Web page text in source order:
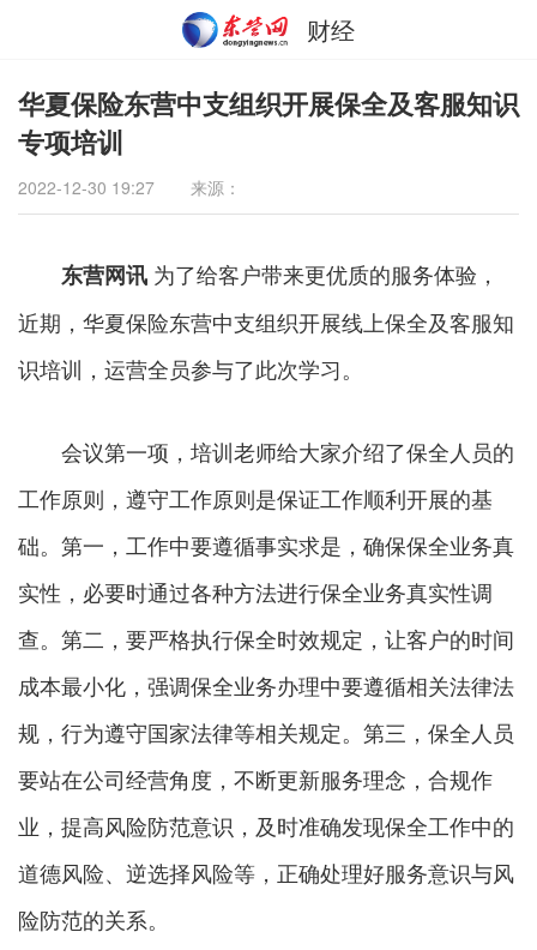
财经
华夏保险东营中支组织开展保全及客服知识
专项培训
2022-12-30 19:27 来源：
东营网讯 为了给客户带来更优质的服务体验，
近期，华夏保险东营中支组织开展线上保全及客服知
识培训，运营全员参与了此次学习。
会议第一项，培训老师给大家介绍了保全人员的
工作原则，遵守工作原则是保证工作顺利开展的基
础。第一，工作中要遵循事实求是，确保保全业务真
实性，必要时通过各种方法进行保全业务真实性调
查。第二，要严格执行保全时效规定，让客户的时间
成本最小化，强调保全业务办理中要遵循相关法律法
规，行为遵守国家法律等相关规定。第三，保全人员
要站在公司经营角度，不断更新服务理念，合规作
业，提高风险防范意识，及时准确发现保全工作中的
道德风险、逆选择风险等，正确处理好服务意识与风
险防范的关系。